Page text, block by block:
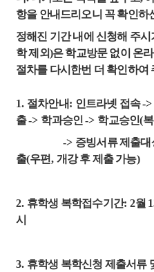
항을 안내드리오니 꼭 확인하
정해진 기간 내에 신청해 주
학 제외)은 학교방문 없이 온
절차를 다시한번 더 확인하여
1. 절차안내: 인트라넷 접속->
출-> 학과승인-> 학교승인(
-> 증빙서류 제출대
출(우편, 개강 후 제출 가능)
2. 휴학생 복학접수기간: 2월
시
3. 휴학생 복학신청 제출서류